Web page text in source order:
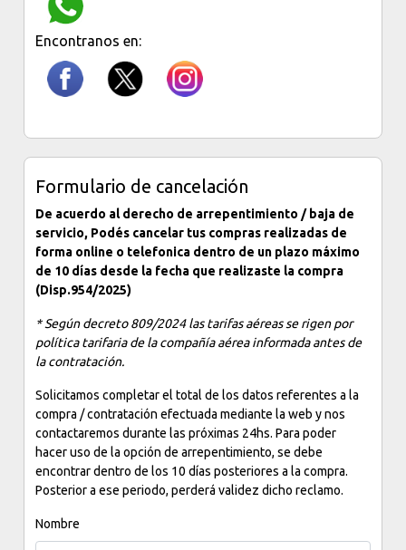
Encontranos en:
Formulario de cancelación
De acuerdo al derecho de arrepentimiento / baja de
servicio, Podés cancelar tus compras realizadas de
forma online o telefonica dentro de un plazo máximo
de 10 días desde la fecha que realizaste la compra
(Disp.954/2025)
* Según decreto 809/2024 las tarifas aéreas se rigen por
política tarifaria de la compañía aérea informada antes de
la contratación.
Solicitamos completar el total de los datos referentes a la
compra / contratación efectuada mediante la web y nos
contactaremos durante las próximas 24hs. Para poder
hacer uso de la opción de arrepentimiento, se debe
encontrar dentro de los 10 días posteriores a la compra.
Posterior a ese periodo, perderá validez dicho reclamo.
Nombre